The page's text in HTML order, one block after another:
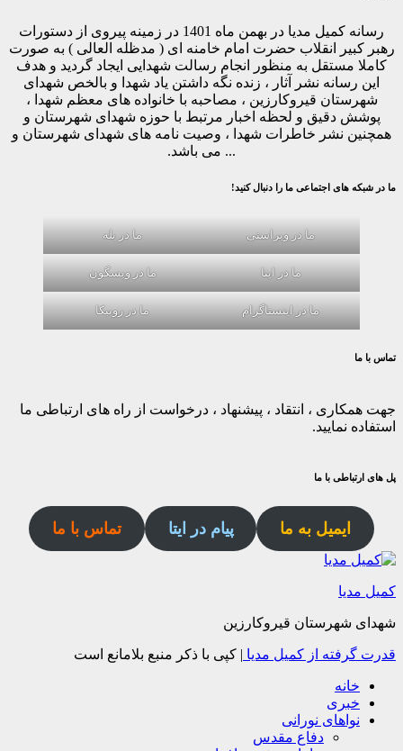
رسانه کمیل مدیا در بهمن ماه 1401 در زمینه پیروی از دستورات
رهبر کبیر انقلاب حضرت امام خامنه ای ( مدظله العالی ) به صورت
کاملا مستقل به منظور انجام رسالت شهدایی ایجاد گردید و هدف
این رسانه نشر آثار ، زنده نگه داشتن یاد شهدا و بالخص شهدای
شهرستان قیروکارزین ، مصاحبه با خانواده های معظم شهدا ،
پوشش دقیق و لحظه اخبار مرتبط با حوزه شهدای شهرستان و
همچنین نشر خاطرات شهدا ، وصیت نامه های شهدای شهرستان و
... می باشد.
ما در شبکه های اجتماعی ما را دنبال کنید!
ما در ویراستی ما در بله
ما در ایتا ما در ویسگون
ما در اینستاگرام ما در روبیکا
تماس با ما
جهت همکاری ، انتقاد ، پیشنهاد ، درخواست از راه های ارتباطی ما
استفاده نمایید.
پل های ارتباطی با ما
ایمیل به ما پیام در ایتا تماس با ما
کمیل مدیا
شهدای شهرستان قیروکارزین
قدرت گرفته از کمیل مدیا | کپی با ذکر منبع بلامانع است
خانه
خبری
نواهای نورانی
دفاع مقدس